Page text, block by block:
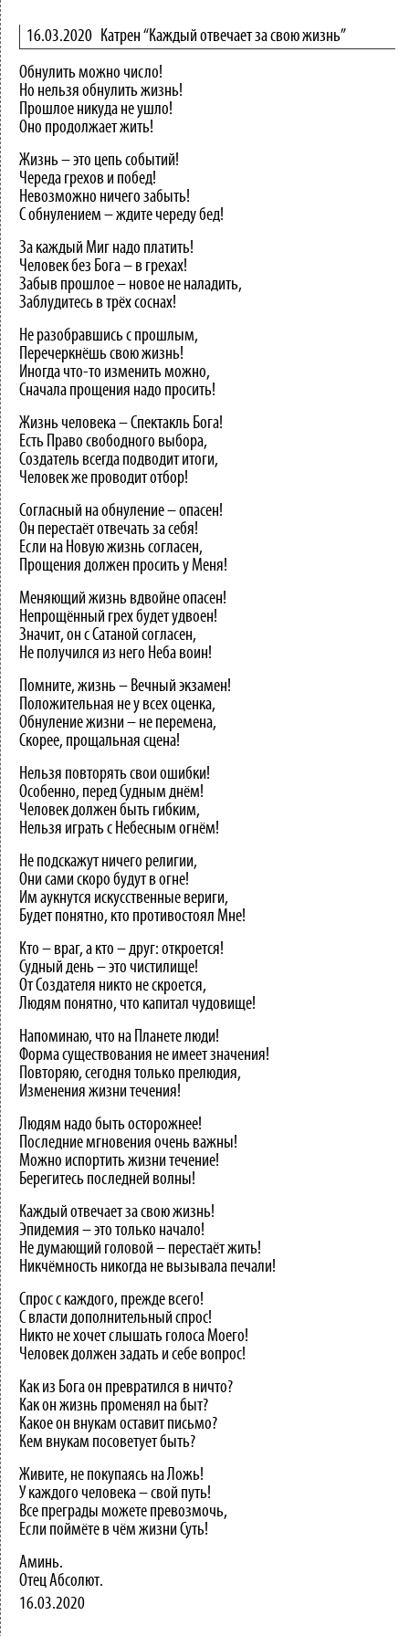
16.03.2020 Катрен “Каждый отвечает за свою жизнь”
Обнулить можно число!
Но нельзя обнулить жизнь!
Прошлое никуда не ушло!
Оно продолжает жить!
Жизнь – это цепь событий!
Череда грехов и побед!
Невозможно ничего забыть!
С обнулением – ждите череду бед!
За каждый Миг надо платить!
Человек без Бога – в грехах!
Забыв прошлое – новое не наладить,
Заблудитесь в трёх соснах!
Не разобравшись с прошлым,
Перечеркнёшь свою жизнь!
Иногда что-то изменить можно,
Сначала прощения надо просить!
Жизнь человека – Спектакль Бога!
Есть Право свободного выбора,
Создатель всегда подводит итоги,
Человек же проводит отбор!
Согласный на обнуление – опасен!
Он перестаёт отвечать за себя!
Если на Новую жизнь согласен,
Прощения должен просить у Меня!
Меняющий жизнь вдвойне опасен!
Непрощённый грех будет удвоен!
Значит, он с Сатаной согласен,
Не получился из него Неба воин!
Помните, жизнь – Вечный экзамен!
Положительная не у всех оценка,
Обнуление жизни – не перемена,
Скорее, прощальная сцена!
Нельзя повторять свои ошибки!
Особенно, перед Судным днём!
Человек должен быть гибким,
Нельзя играть с Небесным огнём!
Не подскажут ничего религии,
Они сами скоро будут в огне!
Им аукнутся искусственные вериги,
Будет понятно, кто противостоял Мне!
Кто – враг, а кто – друг: откроется!
Судный день – это чистилище!
От Создателя никто не скроется,
Людям понятно, что капитал чудовище!
Напоминаю, что на Планете люди!
Форма существования не имеет значения!
Повторяю, сегодня только прелюдия,
Изменения жизни течения!
Людям надо быть осторожнее!
Последние мгновения очень важны!
Можно испортить жизни течение!
Берегитесь последней волны!
Каждый отвечает за свою жизнь!
Эпидемия – это только начало!
Не думающий головой – перестаёт жить!
Никчёмность никогда не вызывала печали!
Спрос с каждого, прежде всего!
С власти дополнительный спрос!
Никто не хочет слышать голоса Моего!
Человек должен задать и себе вопрос!
Как из Бога он превратился в ничто?
Как он жизнь променял на быт?
Какое он внукам оставит письмо?
Кем внукам посоветует быть?
Живите, не покупаясь на Ложь!
У каждого человека – свой путь!
Все преграды можете превозмочь,
Если поймёте в чём жизни Суть!
Аминь.
Отец Абсолют.
16.03.2020